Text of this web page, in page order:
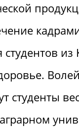
из
студенты